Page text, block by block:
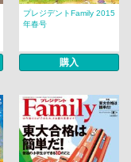
プレジデントFamily 2015
年春号
購入